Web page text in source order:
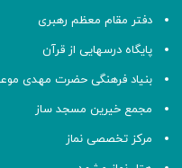
دفتر مقام معظم رهبری
پایگاه درسهایی از قرآن
بنیاد فرهنگی حضرت مهدی
مجمع خیرین مسجد ساز
مرکز تخصصی نماز